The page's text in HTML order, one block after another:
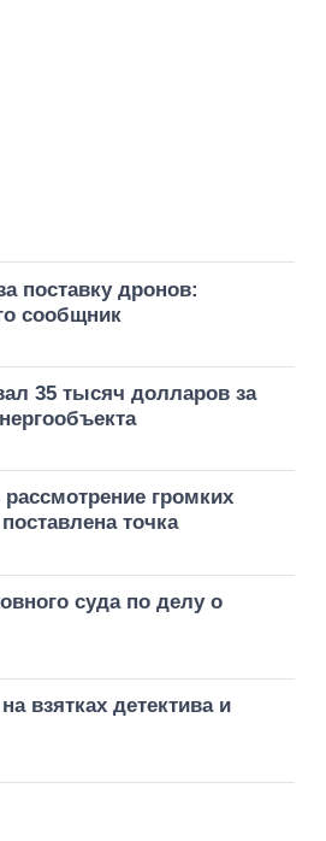
поставку дронов:
сообщник
35 тысяч долларов за
громких
​​точка
суда по делу о
взятках детектива и